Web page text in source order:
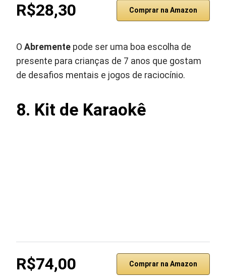
R$28,30 Comprar na Amazon
OAbremente pode ser uma boa escolha de
presente para crianças de 7 anos que gostam
de desafios mentais e jogos de raciocínio.
8. Kit de Karaokê
R$74,00 Comprar na Amazon